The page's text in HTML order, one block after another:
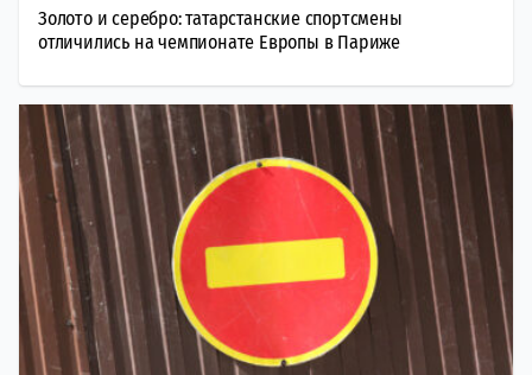
Золото и серебро: татарстанские спортсмены
отличились на чемпионате Европы в Париже